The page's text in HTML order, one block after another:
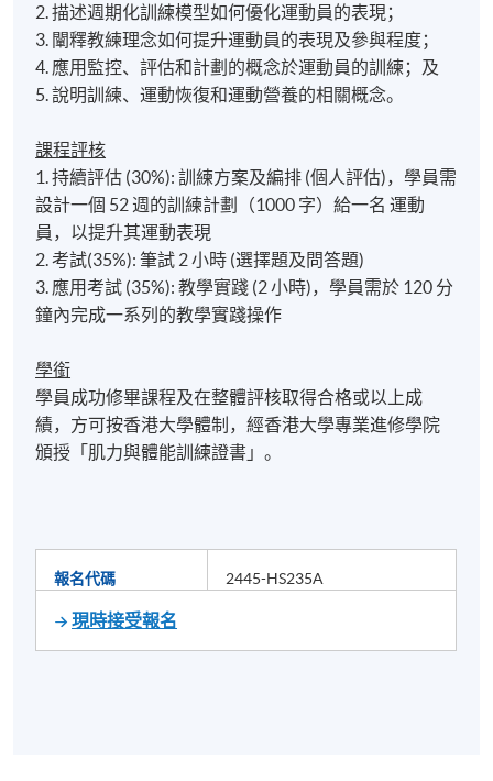
2. 描述週期化訓練模型如何優化運動員的表現；
3. 闡釋教練理念如何提升運動員的表現及參與程度；
4. 應用監控、評估和計劃的概念於運動員的訓練；及
5. 說明訓練、運動恢復和運動營養的相關概念。
課程評核
1. 持續評估 (30%): 訓練方案及編排 (個人評估)，學員需
設計一個 52 週的訓練計劃（1000 字）給一名 運動
員，以提升其運動表現
2. 考試(35%): 筆試 2 小時 (選擇題及問答題)
3. 應用考試 (35%): 教學實踐 (2 小時)，學員需於 120 分
鐘內完成一系列的教學實踐操作
學銜
學員成功修畢課程及在整體評核取得合格或以上成
績，方可按香港大學體制，經香港大學專業進修學院
頒授「肌力與體能訓練證書」。
報名代碼 2445-HS235A
現時接受報名